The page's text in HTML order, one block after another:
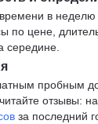
в неделю
по цене,
середине.
пробным
отзывы:
за последний